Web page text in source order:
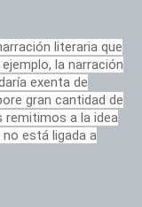
literaria que
la narración
exenta de
gran cantidad de
a la idea
está ligada a